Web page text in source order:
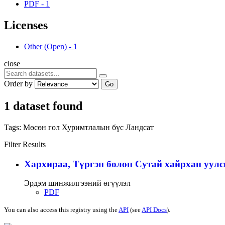
PDF - 1
Licenses
Other (Open) - 1
close
Order by Go
1 dataset found
Tags: Мөсөн гол Хуримтлалын бүс Ландсат
Filter Results
Хархираа, Түргэн болон Сутай хайрхан
Эрдэм шинжилгээний өгүүлэл
PDF
You can also access this registry using theAPI (seeAPI Docs).